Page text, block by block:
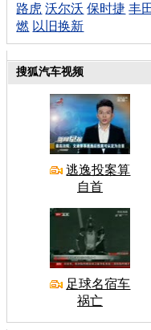
路虎 沃尔沃 保时捷 丰
燃 以旧换新
搜狐汽车视频
逃逸投案算
自首
足球名宿车
祸亡